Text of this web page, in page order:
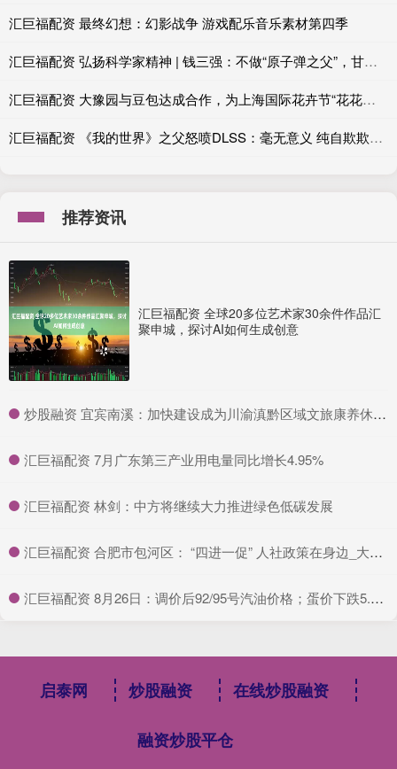
汇巨福配资 最终幻想：幻影战争 游戏配乐音乐素材第四季
汇巨福配资 弘扬科学家精神 | 钱三强：不做“原子弹之父”，甘为“铺路石”
汇巨福配资 大豫园与豆包达成合作，为上海国际花卉节“花花大豫园”提供AI解说服务
汇巨福配资 《我的世界》之父怒喷DLSS：毫无意义 纯自欺欺人！
推荐资讯
汇巨福配资 全球20多位艺术家30余件作品汇
聚申城，探讨AI如何生成创意
​炒股融资 宜宾南溪：加快建设成为川渝滇黔区域文旅康养休闲旅游目的地
​汇巨福配资 7月广东第三产业用电量同比增长4.95%
​汇巨福配资 林剑：中方将继续大力推进绿色低碳发展
​汇巨福配资 合肥市包河区： “四进一促” 人社政策在身边_大皖新闻 | 安徽网
​汇巨福配资 8月26日：调价后92/95号汽油价格；蛋价下跌5.5%后“升温”！
启泰网 炒股融资 在线炒股融资
融资炒股平仓